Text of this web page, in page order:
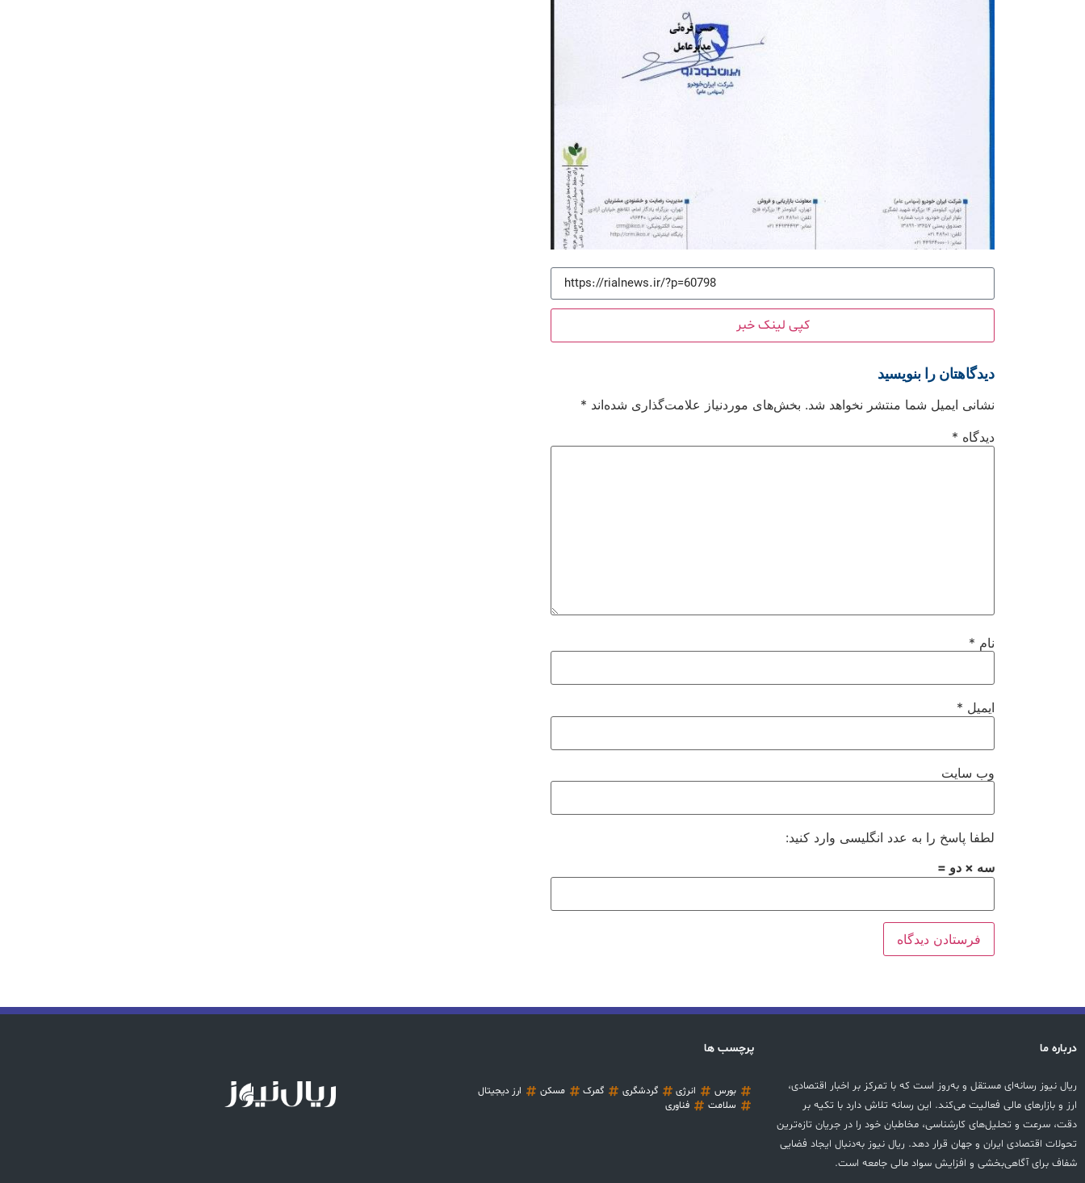
کپی لینک خبر
دیدگاهتان را بنویسید
نشانی ایمیل شما منتشر نخواهد شد. بخش‌های موردنیاز علامت‌گذاری شده‌اند *
دیدگاه *
نام *
ایمیل *
وب‌ سایت
لطفا پاسخ را به عدد انگلیسی وارد کنید:
سه × دو =
درباره ما
ریال نیوز رسانه‌ای مستقل و به‌روز است که با تمرکز بر اخبار اقتصادی،
ارز و بازارهای مالی فعالیت می‌کند. این رسانه تلاش دارد با تکیه بر
دقت، سرعت و تحلیل‌های کارشناسی، مخاطبان خود را در جریان تازه‌ترین
تحولات اقتصادی ایران و جهان قرار دهد. ریال نیوز به‌دنبال ایجاد فضایی
شفاف برای آگاهی‌بخشی و افزایش سواد مالی جامعه است.
پرچسب ها
بورس انرژی گردشگری گمرک مسکن
ارز دیجیتال
سلامت
فناوری